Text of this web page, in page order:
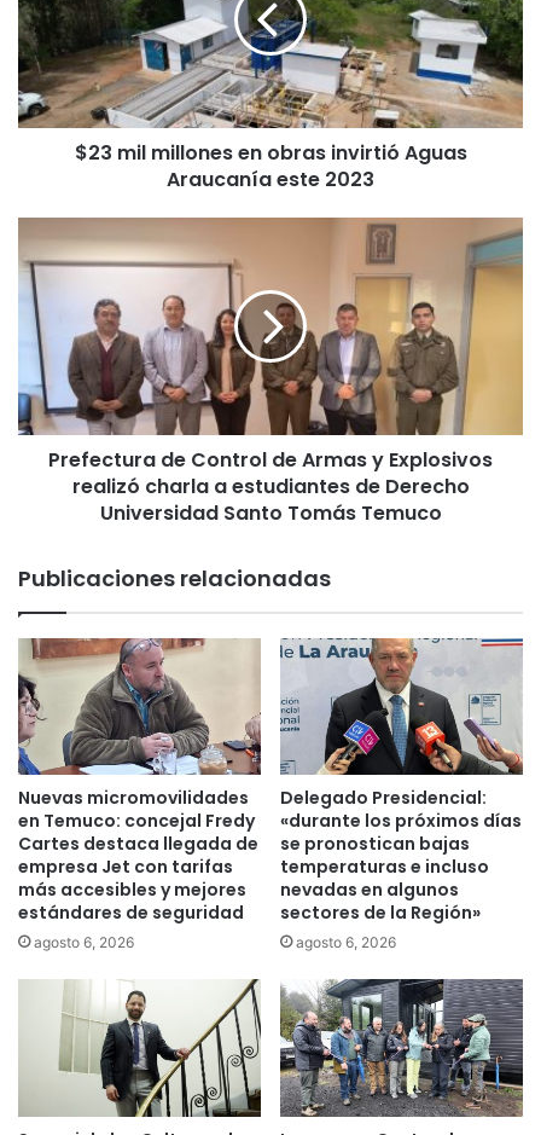
l
m
i
l
e
a
s
t
i
g
u
a
s
a
u
c
a
n
2
$23 mil millones en obras invirtió Aguas
Araucanía este 2023
t
u
r
n
t
r
l
d
e
A
r
m
a
s
y
E
x
o
Prefectura de Control de Armas y Explosivos
realizó charla a estudiantes de Derecho
Universidad Santo Tomás Temuco
Publicaciones relacionadas
Nuevas micromovilidades
en Temuco: concejal Fredy
Cartes destaca llegada de
empresa Jet con tarifas
más accesibles y mejores
estándares de seguridad
agosto 6, 2026
Delegado Presidencial:
«durante los próximos días
se pronostican bajas
temperaturas e incluso
nevadas en algunos
sectores de la Región»
agosto 6, 2026